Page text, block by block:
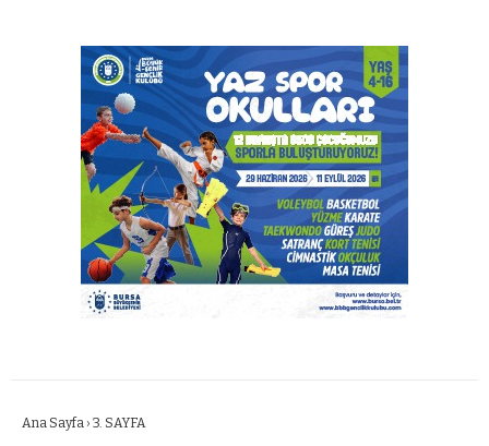
Ana Sayfa › 3. SAYFA